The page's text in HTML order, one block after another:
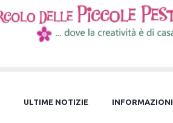
ULTIME NOTIZIE INFORMAZIONI